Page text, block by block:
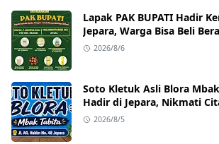
Lapak PAK BUPATI Hadir
Jepara, Warga Bisa Beli
Goreng dengan Harga
2026/8/6
Soto Kletuk Asli Blora
Hadir di Jepara, Nikmati
Mulai Rp10 Ribu
2026/8/5